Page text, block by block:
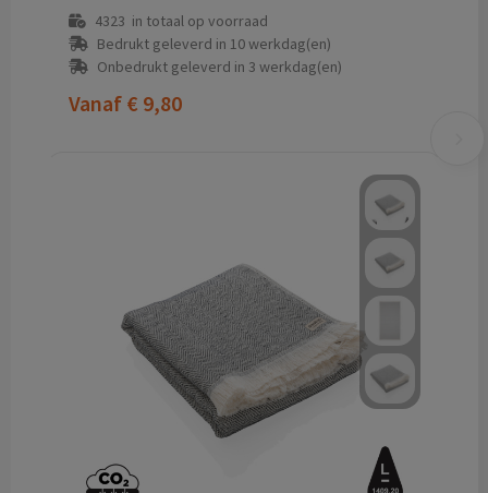
4323 in totaal op voorraad
Bedrukt geleverd in 10 werkdag(en)
Onbedrukt geleverd in 3 werkdag(en)
Vanaf € 9,80